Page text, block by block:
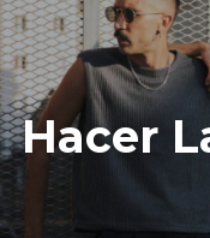
Hacer